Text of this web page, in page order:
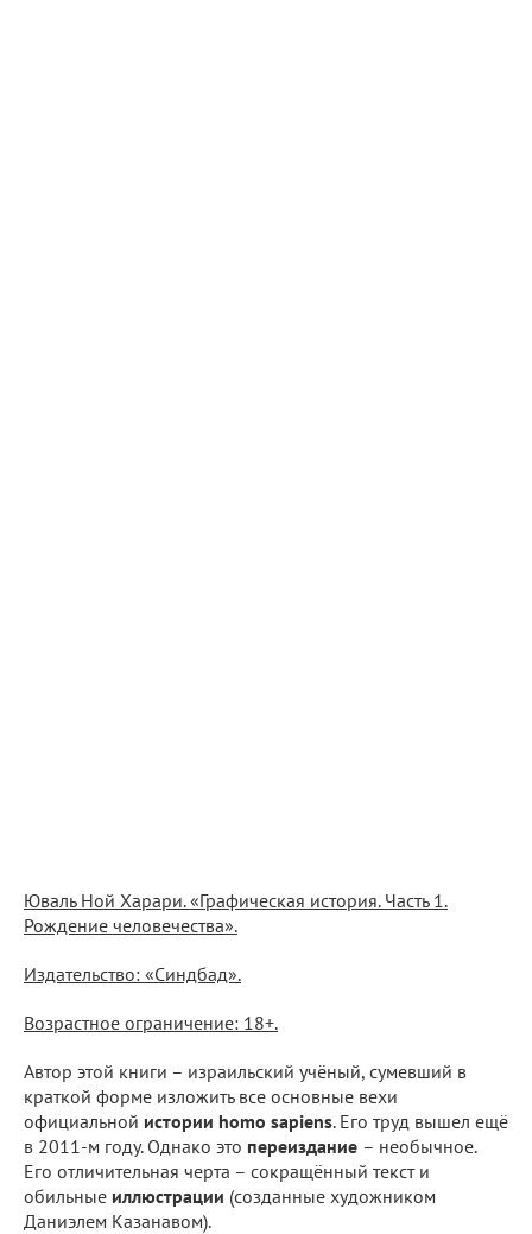
Юваль Ной Харари. «Графическая история. Часть 1.
Рождение человечества».
Издательство: «Синдбад».
Возрастное ограничение: 18+.
Автор этой книги – израильский учёный, сумевший в
краткой форме изложить все основные вехи
официальной истории homo sapiens. Его труд вышел ещё
в 2011-м году. Однако это переиздание – необычное.
Его отличительная черта – сокращённый текст и
обильные иллюстрации (созданные художником
Даниэлем Казанавом).